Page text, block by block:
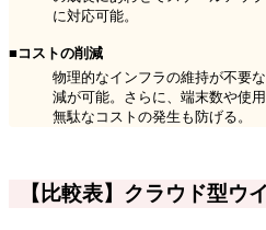
に対応可能。
■コストの削減
物理的なインフラの維持が不要
減が可能。さらに、端末数や使
無駄なコストの発生も防げる。
【比較表】クラウド型ウ